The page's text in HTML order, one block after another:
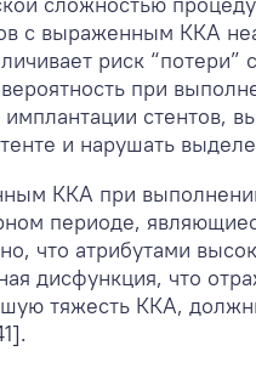
с выраженным ККА
риск
при
стентов,
и нарушать
ККА при
периоде,
что атрибутами
дисфункция, что
тяжесть ККА,